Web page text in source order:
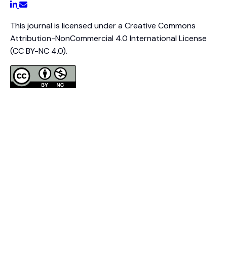
This journal is licensed under a Creative Commons
Attribution-NonCommercial 4.0 International License
(CC BY-NC 4.0).